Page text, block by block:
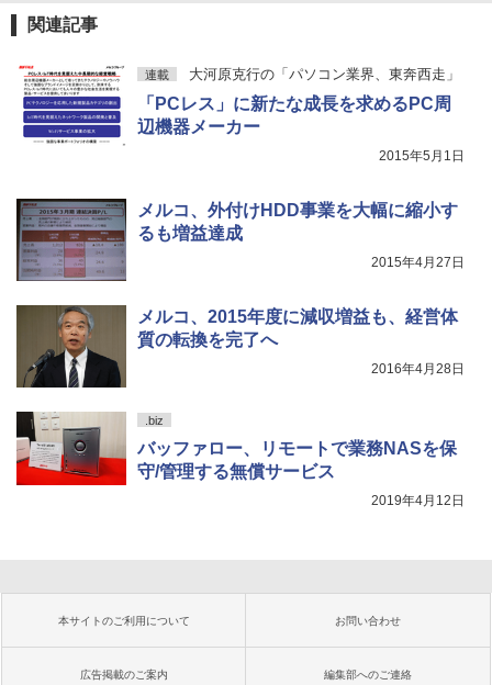
関連記事
連載 大河原克行の「パソコン業界、東奔西走」
「PCレス」に新たな成長を求めるPC周
辺機器メーカー
2015年5月1日
メルコ、外付けHDD事業を大幅に縮小す
るも増益達成
2015年4月27日
メルコ、2015年度に減収増益も、経営体
質の転換を完了へ
2016年4月28日
.biz
バッファロー、リモートで業務NASを保
守/管理する無償サービス
2019年4月12日
本サイトのご利用について お問い合わせ
広告掲載のご案内 編集部へのご連絡